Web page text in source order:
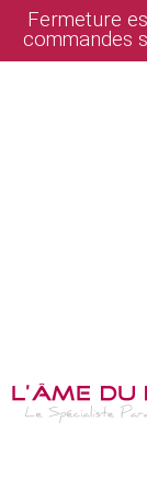
Fermeture
commandes